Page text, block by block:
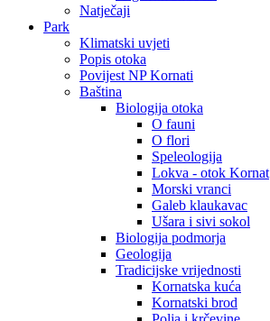
Natječaji
Park
Klimatski uvjeti
Popis otoka
Povijest NP Kornati
Baština
Biologija otoka
O fauni
O flori
Speleologija
Lokva - otok Kornat
Morski vranci
Galeb klaukavac
Ušara i sivi sokol
Biologija podmorja
Geologija
Tradicijske vrijednosti
Kornatska kuća
Kornatski brod